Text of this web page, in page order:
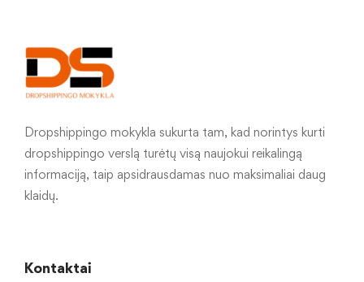
Dropshippingo mokykla sukurta tam, kad norintys kurti
dropshippingo verslą turėtų visą naujokui reikalingą
informaciją, taip apsidrausdamas nuo maksimaliai daug
klaidų.
Kontaktai